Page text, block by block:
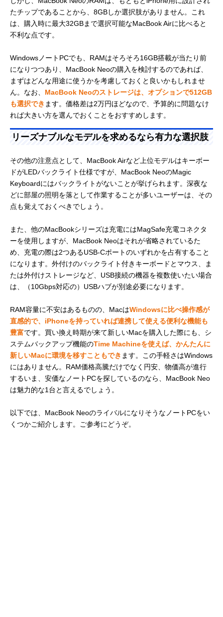
たチップであることから、8GBしか選択肢がありません。これ
は、購入時に最大32GBまで選択可能なMacBook Airに比べると
不利な点です。
WindowsノートPCでも、RAMはそろそろ16GB搭載が当たり前
になりつつあり、MacBook Neoの購入を検討するのであれば、
まずはどんな用途に使うかを考慮しておくと良いかもしれませ
ん。なお、 MacBook Neoのストレージは、オプションで512GB
も選択でき ます。価格差は2万円ほどなので、予算的に問題なけ
れば大きい方を選んでおくことをおすすめします。
リーズナブルなモデルを求めるなら有力な選択肢
その他の注意点として、MacBook Airなど上位モデルはキーボー
ドがLEDバックライト仕様ですが、MacBook NeoのMagic
Keyboardにはバックライトがないことが挙げられます。深夜な
どに部屋の照明を落として作業することが多いユーザーは、その
点も覚えておくべきでしょう。
また、他のMacBookシリーズは充電にはMagSafe充電コネクタ
ーを使用しますが、MacBook Neoはそれが省略されているた
め、充電の際は2つあるUSB-Cポートのいずれかを占有すること
になります。外付けのバックライト付きキーボードとマウス、ま
たは外付けストレージなど、USB接続の機器を複数使いたい場合
は、（10Gbps対応の）USBハブが別途必要になります。
RAM容量に不安はあるものの、MacはWindowsに比べ操作感が
直感的で、iPhoneを持っていれば連携して使える便利な機能も
豊富です。買い換え時期が来て新しいMacを購入した際にも、シ
ステムバックアップ機能のTime Machineを使えば、かんたんに
新しいMacに環境を移すこともでき ます。この手軽さはWindows
にはありません。RAM価格高騰だけでなく円安、物価高が進行
するいま、安価なノートPCを探しているのなら、MacBook Neo
は魅力的な1台と言えるでしょう。
以下では、MacBook NeoのライバルになりそうなノートPCをい
くつかご紹介します。ご参考にどうぞ。